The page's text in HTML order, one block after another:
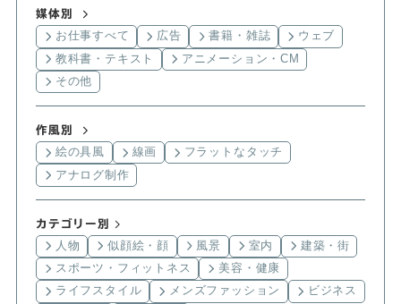
媒体別
お仕事すべて 広告 書籍・雑誌
ウェブ
教科書・テキスト
アニメーション・CM
その他
作風別
絵の具風 線画
フラットなタッチ
アナログ制作
カテゴリー別
人物 似顔絵・顔 風景 室内
建築・街
スポーツ・フィットネス
美容・健康
ライフスタイル
メンズファッション
ビジネス